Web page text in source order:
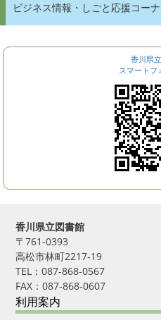
ビジネス情報・しごと応援コー
香川県
スマートフ
香川県立図書館
〒761-0393
高松市林町2217-19
TEL：087-868-0567
FAX：087-868-0607
利用案内